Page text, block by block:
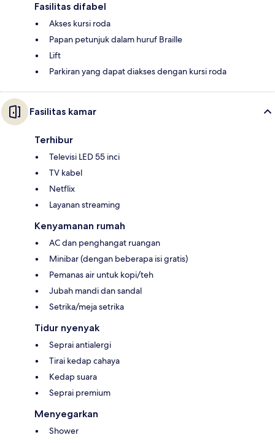
Fasilitas difabel
Akses kursi roda
Papan petunjuk dalam huruf Braille
Lift
Parkiran yang dapat diakses dengan kursi roda
Fasilitas kamar
Terhibur
Televisi LED 55 inci
TV kabel
Netflix
Layanan streaming
Kenyamanan rumah
AC dan penghangat ruangan
Minibar (dengan beberapa isi gratis)
Pemanas air untuk kopi/teh
Jubah mandi dan sandal
Setrika/meja setrika
Tidur nyenyak
Seprai antialergi
Tirai kedap cahaya
Kedap suara
Seprai premium
Menyegarkan
Shower